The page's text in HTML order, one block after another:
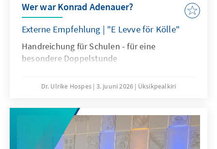
Wer war Konrad Adenauer?
Externe Empfehlung | "E Levve för Kölle"
Handreichung für Schulen - für eine
besondere Doppelstunde
Dr. Ulrike Hospes 3. juuni 2026 Üksikpealkiri